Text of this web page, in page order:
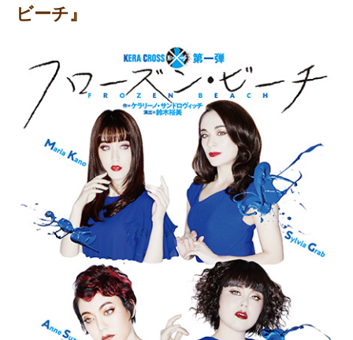
ビーチ』